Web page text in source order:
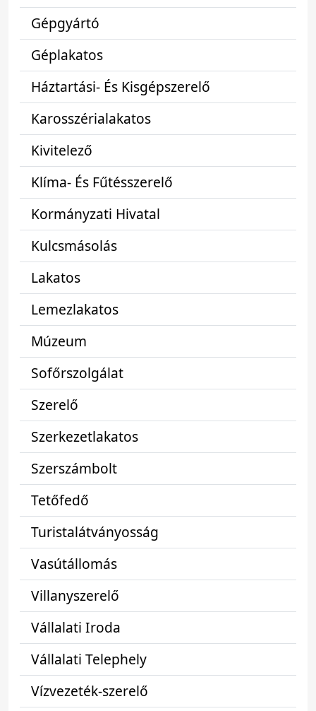
Gépgyártó
Géplakatos
Háztartási- És Kisgépszerelő
Karosszérialakatos
Kivitelező
Klíma- És Fűtésszerelő
Kormányzati Hivatal
Kulcsmásolás
Lakatos
Lemezlakatos
Múzeum
Sofőrszolgálat
Szerelő
Szerkezetlakatos
Szerszámbolt
Tetőfedő
Turistalátványosság
Vasútállomás
Villanyszerelő
Vállalati Iroda
Vállalati Telephely
Vízvezeték-szerelő